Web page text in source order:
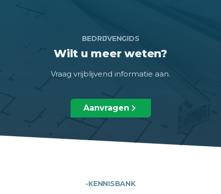
BEDRIJVENGIDS
Wilt u meer weten?
Vraag vrijblijvend informatie aan.
Aanvragen
-KENNISBANK